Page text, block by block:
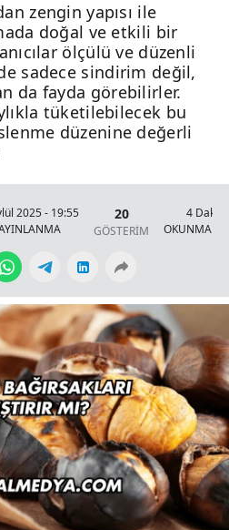
zengin yapısı ile
doğal ve etkili bir
ölçülü ve düzenli
sadece sindirim değil,
da fayda görebilirler.
tüketilebilecek bu
düzenine değerli
2025 - 19:55
20
GÖSTERİM
4 Dakika
OKUNMA